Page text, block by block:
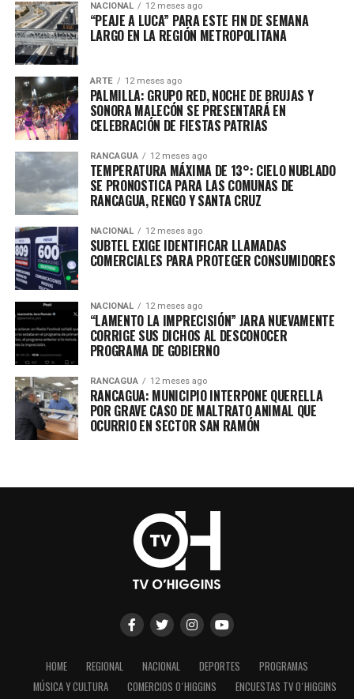
NACIONAL 12 meses ago
“PEAJE A LUCA” PARA ESTE FIN DE SEMANA
LARGO EN LA REGIÓN METROPOLITANA
ARTE 12 meses ago
PALMILLA: GRUPO RED, NOCHE DE BRUJAS Y
SONORA MALECÓN SE PRESENTARÁ EN
CELEBRACIÓN DE FIESTAS PATRIAS
RANCAGUA 12 meses ago
TEMPERATURA MÁXIMA DE 13°: CIELO NUBLADO
SE PRONOSTICA PARA LAS COMUNAS DE
RANCAGUA, RENGO Y SANTA CRUZ
NACIONAL 12 meses ago
SUBTEL EXIGE IDENTIFICAR LLAMADAS
COMERCIALES PARA PROTEGER CONSUMIDORES
NACIONAL 12 meses ago
“LAMENTO LA IMPRECISIÓN” JARA NUEVAMENTE
CORRIGE SUS DICHOS AL DESCONOCER
PROGRAMA DE GOBIERNO
RANCAGUA 12 meses ago
RANCAGUA: MUNICIPIO INTERPONE QUERELLA
POR GRAVE CASO DE MALTRATO ANIMAL QUE
OCURRIO EN SECTOR SAN RAMÓN
HOME REGIONAL NACIONAL DEPORTES
PROGRAMAS
MÚSICA Y CULTURA
COMERCIOS O´HIGGINS ENCUESTAS TV O´HIGGINS